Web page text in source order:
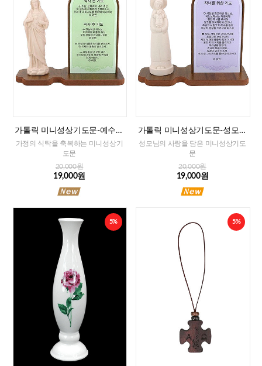
가톨릭 미니성상기도문-예수성
심(식사전후 기도)
가정의 식탁을 축복하는 미니성상기
도문
20,000원
19,000원
가톨릭 미니성상기도문-성모자
(자녀를 위한 기도)
성모님의 사랑을 담은 미니성상기도
문
20,000원
19,000원
5% 5%